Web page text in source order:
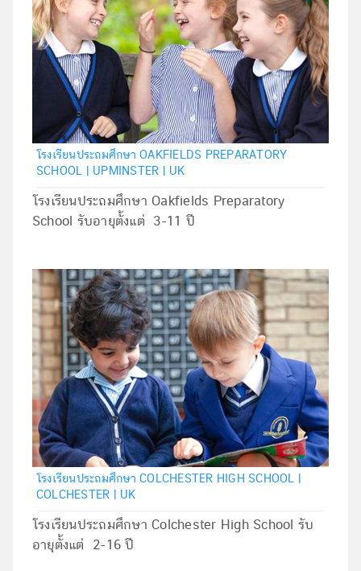
โรงเรียนประถมศึกษา OAKFIELDS PREPARATORY
SCHOOL | UPMINSTER | UK
โรงเรียนประถมศึกษา Oakfields Preparatory
School รับอายุตั้งแต่ 3-11 ปี
โรงเรียนประถมศึกษา COLCHESTER HIGH SCHOOL |
COLCHESTER | UK
โรงเรียนประถมศึกษา Colchester High School รับ
อายุตั้งแต่ 2-16 ปี